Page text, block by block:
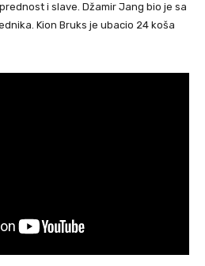
i slave. Džamir Jang bio je sa
Kion Bruks je ubacio 24 koša